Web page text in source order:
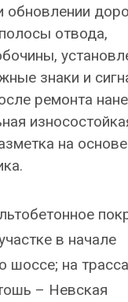
обновлении
отвода,
знаки и
ремонта
на основе
в начале
шоссе; на
– Невская